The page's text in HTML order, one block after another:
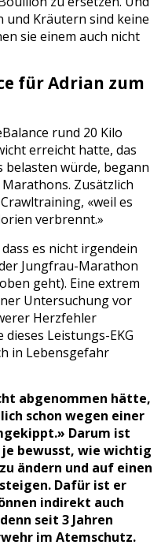
und Kräutern sind keine
sie einem auch nicht
für Adrian zum
rund 20 Kilo
erreicht hatte, das
belasten würde, begann
Zusätzlich
«weil es
verbrennt.»
es nicht irgendein
Jungfrau-Marathon
geht). Eine extrem
Untersuchung vor
Herzfehler
Leistungs-EKG
in Lebensgefahr
abgenommen hätte,
schon wegen einer
Darum ist
bewusst, wie wichtig
ändern und auf einen
Dafür ist er
indirekt auch
seit 3 Jahren
im Atemschutz.